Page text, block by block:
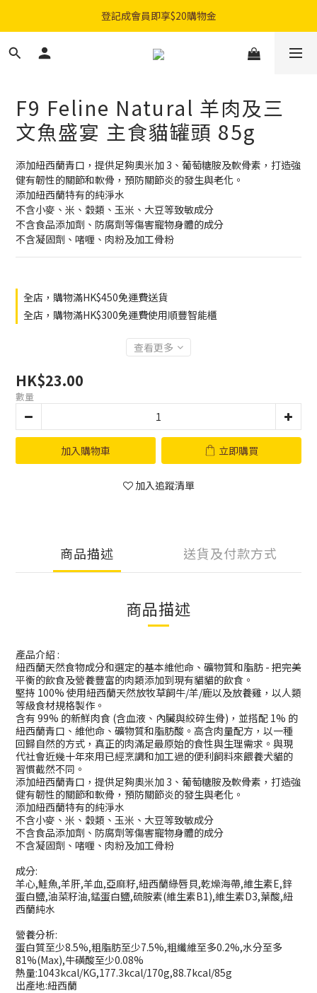
購物滿$300免費順豐智能櫃｜$450免費送貨上門
登記成會員即享$20購物金
購物滿$300免費順豐智能櫃｜$450免費送貨上門
F9 Feline Natural 羊肉及三
文魚盛宴 主食貓罐頭 85g
添加紐西蘭青口，提供足夠奧米加 3、葡萄糖胺及軟骨素，打造強
健有韌性的關節和軟骨，預防關節炎的發生與老化。
添加紐西蘭特有的純淨水
不含小麥、米、穀類、玉米、大豆等致敏成分
不含食品添加劑、防腐劑等傷害寵物身體的成分
不含凝固劑、啫喱、肉粉及加工骨粉
全店，購物滿HK$450免運費送貨
全店，購物滿HK$300免運費使用順豐智能櫃
查看更多
HK$23.00
數量
加入購物車 立即購買
加入追蹤清單
商品描述 送貨及付款方式
商品描述
產品介紹 :
紐西蘭天然食物成分和選定的基本維他命、礦物質和脂肪 - 把完美
平衡的飲食及營養豐富的肉類添加到現有貓貓的飲食。
堅持 100% 使用紐西蘭天然放牧草飼牛/羊/鹿以及放養雞，以人類
等級食材規格製作。
含有 99% 的新鮮肉食 (含血液、內臟與絞碎生骨)，並搭配 1% 的
紐西蘭青口、維他命、礦物質和脂肪酸。高含肉量配方，以一種
回歸自然的方式，真正的肉滿足最原始的食性與生理需求。與現
代社會近幾十年來用已經烹調和加工過的便利飼料來餵養犬貓的
習慣截然不同。
添加紐西蘭青口，提供足夠奧米加 3、葡萄糖胺及軟骨素，打造強
健有韌性的關節和軟骨，預防關節炎的發生與老化。
添加紐西蘭特有的純淨水
不含小麥、米、穀類、玉米、大豆等致敏成分
不含食品添加劑、防腐劑等傷害寵物身體的成分
不含凝固劑、啫喱、肉粉及加工骨粉
成分:
羊心,鮭魚,羊肝,羊血,亞麻籽,紐西蘭綠唇貝,乾燥海帶,維生素E,鋅
蛋白鹽,油菜籽油,錳蛋白鹽,硫胺素(維生素B1),維生素D3,葉酸,紐
西蘭純水
營養分析:
蛋白質至少8.5%,粗脂肪至少7.5%,粗纖維至多0.2%,水分至多
81%(Max),牛磺酸至少0.08%
熱量:1043kcal/KG,177.3kcal/170g,88.7kcal/85g
出產地:紐西蘭